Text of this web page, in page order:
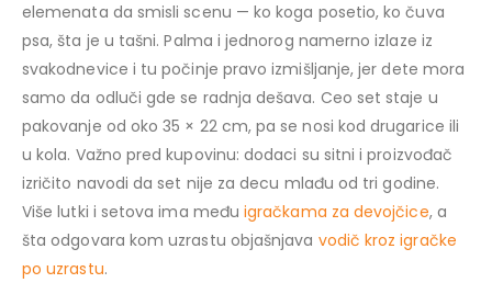
elemenata da smisli scenu — ko koga posetio, ko čuva
psa, šta je u tašni. Palma i jednorog namerno izlaze iz
svakodnevice i tu počinje pravo izmišljanje, jer dete mora
samo da odluči gde se radnja dešava. Ceo set staje u
pakovanje od oko 35 × 22 cm, pa se nosi kod drugarice ili
u kola. Važno pred kupovinu: dodaci su sitni i proizvođač
izričito navodi da set nije za decu mlađu od tri godine.
Više lutki i setova ima međuigračkama za devojčice, a
šta odgovara kom uzrastu objašnjava vodič kroz igračke
po uzrastu.